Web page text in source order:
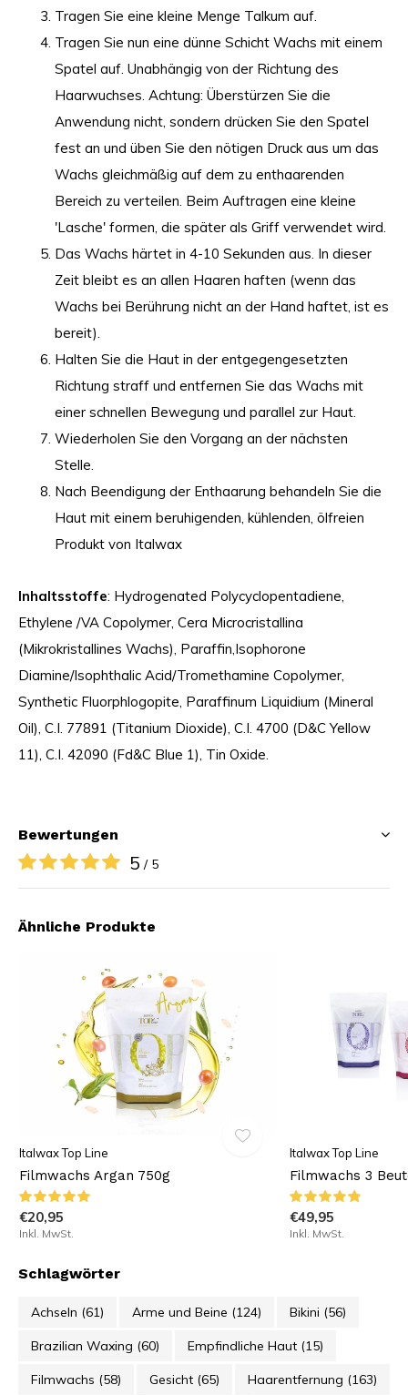
Tragen Sie eine kleine Menge Talkum auf.
Tragen Sie nun eine dünne Schicht Wachs mit einem
Spatel auf. Unabhängig von der Richtung des
Haarwuchses. Achtung: Überstürzen Sie die
Anwendung nicht, sondern drücken Sie den Spatel
fest an und üben Sie den nötigen Druck aus um das
Wachs gleichmäßig auf dem zu enthaarenden
Bereich zu verteilen. Beim Auftragen eine kleine
'Lasche' formen, die später als Griff verwendet wird.
Das Wachs härtet in 4-10 Sekunden aus. In dieser
Zeit bleibt es an allen Haaren haften (wenn das
Wachs bei Berührung nicht an der Hand haftet, ist es
bereit).
Halten Sie die Haut in der entgegengesetzten
Richtung straff und entfernen Sie das Wachs mit
einer schnellen Bewegung und parallel zur Haut.
Wiederholen Sie den Vorgang an der nächsten
Stelle.
Nach Beendigung der Enthaarung behandeln Sie die
Haut mit einem beruhigenden, kühlenden, ölfreien
Produkt von Italwax
Inhaltsstoffe: Hydrogenated Polycyclopentadiene,
Ethylene /VA Copolymer, Cera Microcristallina
(Mikrokristallines Wachs), Paraffin,Isophorone
Diamine/Isophthalic Acid/Tromethamine Copolymer,
Synthetic Fluorphlogopite, Paraffinum Liquidium (Mineral
Oil), C.I. 77891 (Titanium Dioxide), C.I. 4700 (D&C Yellow
11), C.I. 42090 (Fd&C Blue 1), Tin Oxide.
Bewertungen
5 / 5
Ähnliche Produkte
Italwax Top Line
Filmwachs Argan 750g
€20,95
Inkl. MwSt.
Italwax Top Line
Filmwachs 3
€49,95
Inkl. MwSt.
Schlagwörter
Achseln (61) Arme und Beine (124) Bikini (56)
Brazilian Waxing (60) Empfindliche Haut (15)
Filmwachs (58) Gesicht (65) Haarentfernung (163)